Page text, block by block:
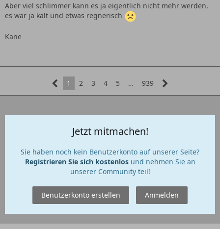
Aber viel schlimmer kann es ja eigentlich nicht mehr werden,
es war ja kalt und etwas regnerisch
Kane
1 2 3 4 5 … 939
Jetzt mitmachen!
Sie haben noch kein Benutzerkonto auf unserer Seite?
Registrieren Sie sich kostenlosund nehmen Sie an
unserer Community teil!
Benutzerkonto erstellen Anmelden